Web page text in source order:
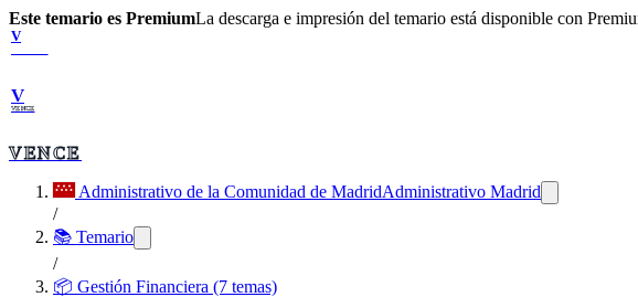
Este temario es PremiumLa descarga e impresión del temario está disponible con
V
V
VENCE
VENCE
Administrativo de la Comunidad de MadridAdministrativo Madrid
/
📚 Temario
/
📦 Gestión Financiera (7 temas)